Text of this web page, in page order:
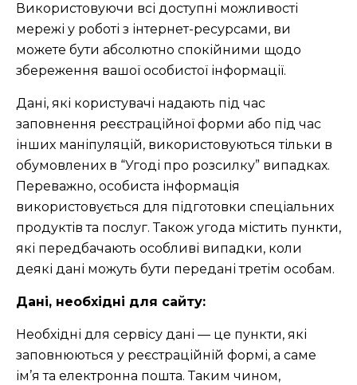
Використовуючи всі доступні можливості
мережі у роботі з інтернет-ресурсами, ви
можете бути абсолютно спокійними щодо
збереження вашої особистої інформації.
Дані, які користувачі надають під час
заповнення реєстраційної форми або під час
інших маніпуляцій, використовуються тільки в
обумовлених в “Угоді про розсилку” випадках.
Переважно, особиста інформація
використовується для підготовки спеціальних
продуктів та послуг. Також угода містить пункти,
які передбачають особливі випадки, коли
деякі дані можуть бути передані третім особам.
Дані, необхідні для сайту:
Необхідні для сервісу дані — це пункти, які
заповнюються у реєстраційній формі, а саме
ім’я та електронна пошта. Таким чином,